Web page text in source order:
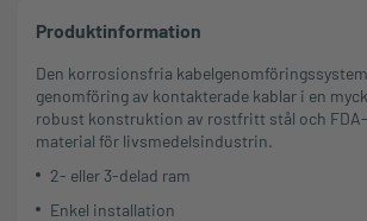
Produktinformation
Den korrosionsfria
genomföring av kontakterade kablar i en
robust konstruktion av rostfritt stål och
material för livsmedelsindustrin.
2- eller 3-delad ram
Enkel installation